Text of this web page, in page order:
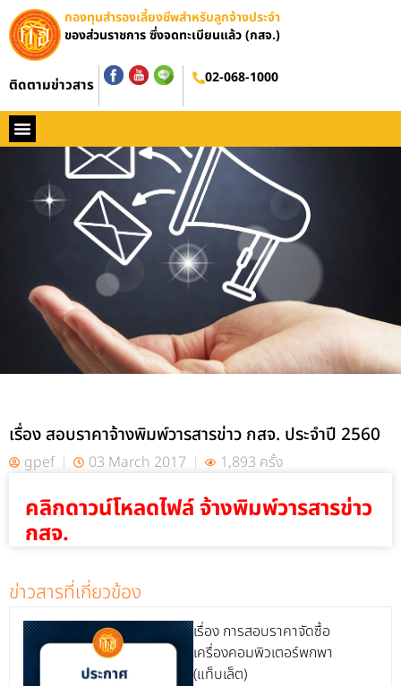
กองทุนสำรองเลี้ยงชีพสำหรับลูกจ้างประจำ
ของส่วนราชการ ซึ่งจดทะเบียนแล้ว (กสจ.)
ติดตามข่าวสาร 02-068-1000
เรื่อง สอบราคาจ้างพิมพ์วารสารข่าว กสจ. ประจำปี 2560
gpef 03 March 2017 1,893 ครั้ง
คลิกดาวน์โหลดไฟล์ จ้างพิมพ์วารสารข่าว
กสจ.
ข่าวสารที่เกี่ยวข้อง
เรื่อง การสอบราคาจัดซื้อ
เครื่องคอมพิวเตอร์พกพา
(แท็บเล็ต)